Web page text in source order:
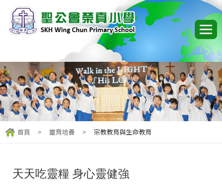
首頁 > 靈育培養 > 宗教教育與生命教育
天天吃靈糧 身心靈健強